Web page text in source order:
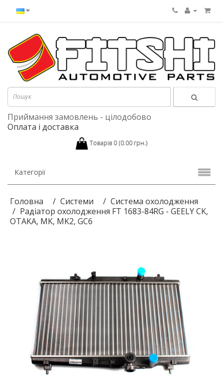
Приймання замовлень - цілодобово
Оплата і доставка
Товарів 0 (0.00 грн.)
Категорії
Головна Системи
Система охолодження
Радіатор охолодження FT 1683-84RG - GEELY CK,
OTAKA, MK, MK2, GC6